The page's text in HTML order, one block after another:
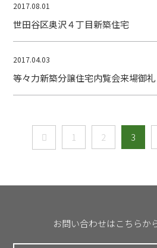
2017.08.01
世田谷区奥沢４丁目新築住宅
2017.04.03
等々力新築分譲住宅内覧会来場御礼
1 2 3
お問い合わせはこちらか